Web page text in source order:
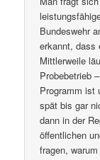
Bundeswehr
erkannt, dass
Mittlerweile
Probebetrieb
Programm ist
spät bis gar
dann in der
öffentlichen
fragen,